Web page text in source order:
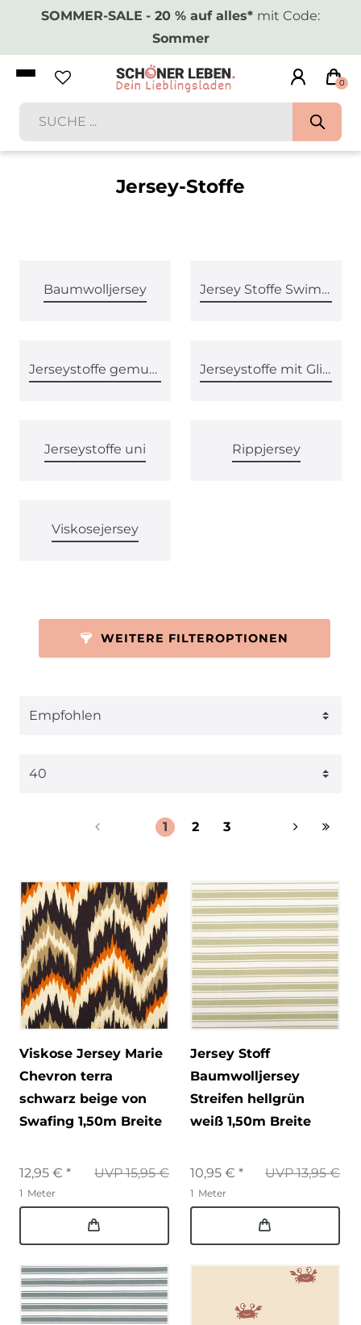
SOMMER-SALE - 20 % auf alles* mit Code:
Sommer
0
Jersey-Stoffe
Baumwolljersey Jersey Stoffe Swimwear
Jerseystoffe gemustert Jerseystoffe mit Glitzer
Jerseystoffe uni Rippjersey
Viskosejersey
WEITERE FILTEROPTIONEN
1 2 3
Viskose Jersey Marie
Chevron terra
schwarz beige von
Swafing 1,50m Breite
UVP 15,95 €
12,95 € *
1 Meter
Jersey Stoff
Baumwolljersey
Streifen hellgrün
weiß 1,50m Breite
UVP 13,95 €
10,95 € *
1 Meter